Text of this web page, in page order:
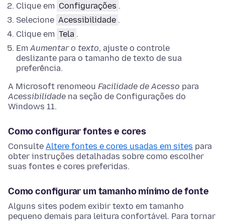
Clique em Configurações .
Selecione Acessibilidade .
Clique em Tela .
Em Aumentar o texto, ajuste o controle
deslizante para o tamanho de texto de sua
preferência.
A Microsoft renomeou Facilidade de Acesso para
Acessibilidade na seção de Configurações do
Windows 11.
Como configurar fontes e cores
Consulte Altere fontes e cores usadas em sites para
obter instruções detalhadas sobre como escolher
suas fontes e cores preferidas.
Como configurar um tamanho mínimo de fonte
Alguns sites podem exibir texto em tamanho
pequeno demais para leitura confortável. Para tornar